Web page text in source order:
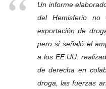
Un informe
del Hemisferio no
exportación de
pero si señaló el
a los EE.UU.
de derecha en
droga, las fuerzas